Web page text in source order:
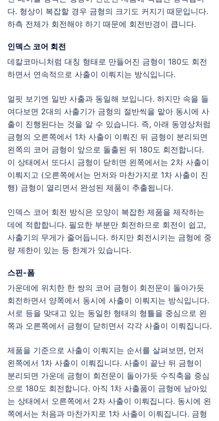
다. 형상이 복잡할 경우 금형의 크기도 커지기 때문입니다.
하측 전체가 회전해야 하기 때문에 회전반경이 큽니다.
인덱스 코어 회전
데칼코마니처럼 대칭 형태로 만들어진 금형이 180도 회전
하면서 연속적으로 사출이 이뤄지는 방식입니다.
얼핏 보기엔 일반 사출과 동일해 보입니다. 하지만 속을 들
여다보면 2대의 사출기가 금형의 절반씩을 맡아 동시에 사
출이 진행된다는 것을 알 수 있습니다. 즉, 아래 동영상처럼
금형의 오른쪽에서 1차 사출이 이뤄진 뒤 금형이 분리되면
왼쪽의 코어 금형이 앞으로 돌출된 뒤 180도 회전합니다.
이 상태에서 또다시 금형이 닫히면 왼쪽에서는 2차 사출이
이뤄지고 (오른쪽에서는 먼저와 마찬가지로 1차 사출이 진
행) 금형이 열리면서 완성된 제품이 추출됩니다.
인덱스 코어 회전 방식은 모양이 복잡한 제품을 제작하는
데에 적합합니다. 필요한 부분만 회전하므로 회전이 쉽고,
사출기의 무게가 줄어듭니다. 하지만 회전시키는 금형에 중
량 제한이 있는 등 한계가 있습니다.
스핀-폼
가운데에 위치한 한 쌍의 코어 금형이 회전문이 돌아가듯
회전하면서 양쪽에서 동시에 사출이 이뤄지는 방식입니다.
서로 등을 맞대고 있는 동일한 형태의 형틀을 중심으로 왼
쪽과 오른쪽에서 금형이 닫히면서 각각 사출이 이뤄집니다.
제품을 기준으로 사출이 이뤄지는 순서를 살펴보면, 먼저
왼쪽에서 1차 사출이 이뤄집니다. 사출이 끝난 뒤 금형이
분리되면 가운데 금형이 회전문이 돌아가듯 수직축을 중심
으로 180도 회전합니다. 아직 1차 사출품이 금형에 남아있
는 상태에서 오른쪽에서 2차 사출이 이뤄집니다. 동시에 왼
쪽에서는 처음과 마찬가지로 1차 사출이 이뤄집니다. 금형